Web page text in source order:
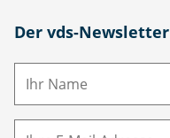
Der vds-Newsletter
N
M